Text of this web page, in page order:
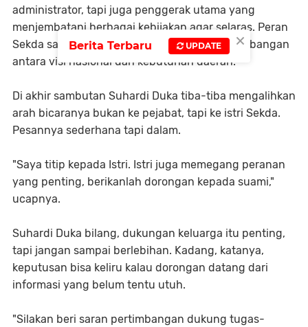
administrator, tapi juga penggerak utama yang
menjembatani berbagai kebijakan agar selaras. Peran
Sekda sangat strategis untuk menjaga keseimbangan
antara visi nasional dan kebutuhan daerah.
Di akhir sambutan Suhardi Duka tiba-tiba mengalihkan
arah bicaranya bukan ke pejabat, tapi ke istri Sekda.
Pesannya sederhana tapi dalam.
"Saya titip kepada Istri. Istri juga memegang peranan
yang penting, berikanlah dorongan kepada suami,"
ucapnya.
Suhardi Duka bilang, dukungan keluarga itu penting,
tapi jangan sampai berlebihan. Kadang, katanya,
keputusan bisa keliru kalau dorongan datang dari
informasi yang belum tentu utuh.
"Silakan beri saran pertimbangan dukung tugas-
×
Berita Terbaru UPDATE